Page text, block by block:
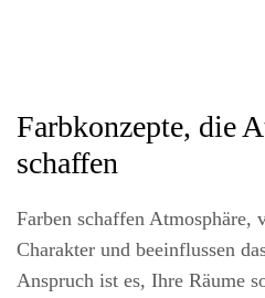
Farbkonzepte, die
schaffen
Farben schaffen Atmosphäre,
Charakter und beeinflussen
Anspruch ist es, Ihre Räume